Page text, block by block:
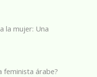
la mujer: Una
feminista árabe?